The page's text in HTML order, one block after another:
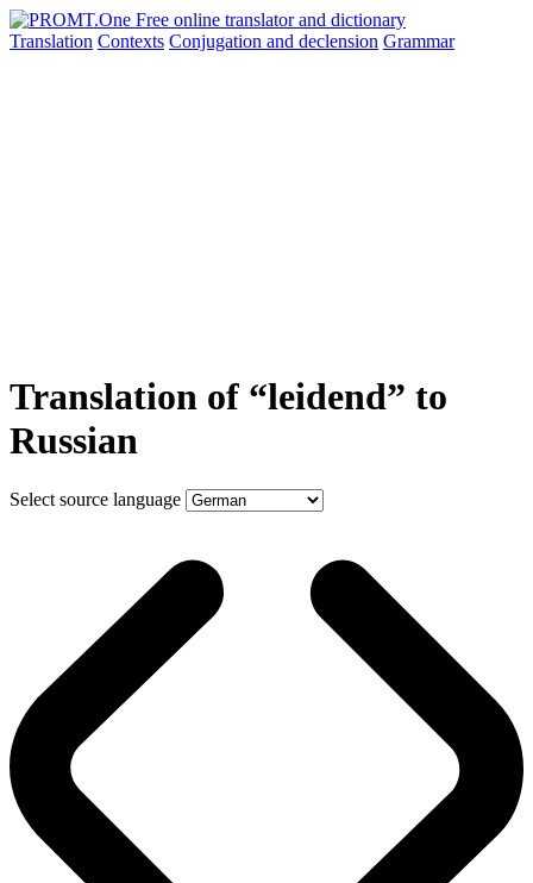
Translation Contexts Conjugation and declension Grammar
Translation of “leidend” to
Russian
Select source language